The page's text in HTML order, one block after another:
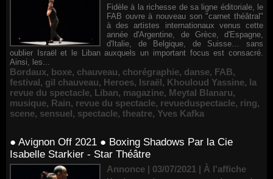
Fidèle à la richesse de sa ligne éditoriale, le
FAB ouvre à nouveau son "carnet théâtral"
à des artistes internationaux venus cette
année d'Argentine, de Grèce, d'Espagne,
d'Italie, de Belgique, de Suisse… sans
oublier Israël et le Liban auxquels un important focus est consacré.
Ainsi, les...
Bordaux, boxe, chauveau, chorégraphie, danse, FAB,
festival, gil chauveau, Heroes, Israël, Khouloud Yassine, la
revue du spectacle, Liban, magazine, Meytal Blanaru,
musique, Rain, revue du spectacle, revueduspectacle, ring,
scene, sensuel, spectacle, theatre, Yves Kafka
● Avignon Off 2021 ● Boxing Shadows Par la Cie
Isabelle Starkier - Star Théâtre
Annonce | 03/07/2021 | À l'affiche